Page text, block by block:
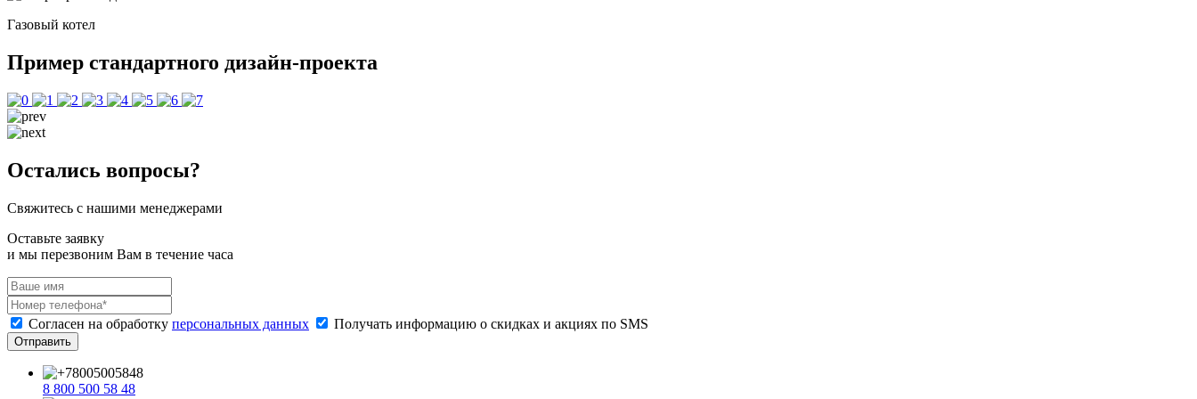
Газовый котел
Пример стандартного дизайн-проекта
Остались вопросы?
Свяжитесь с нашими менеджерами
Оставьте заявку
и мы перезвоним Вам в течение часа
Согласен на обработку персональных данных Получать информацию о скидках и акциях по SMS
Отправить
8 800 500 58 48